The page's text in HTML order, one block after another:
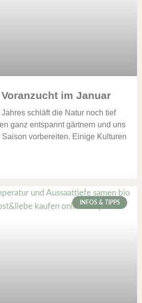
im Januar
schläft die Natur noch tief
ganz entspannt gärtnern und uns
vorbereiten. Einige Kulturen
INFOS & TIPPS